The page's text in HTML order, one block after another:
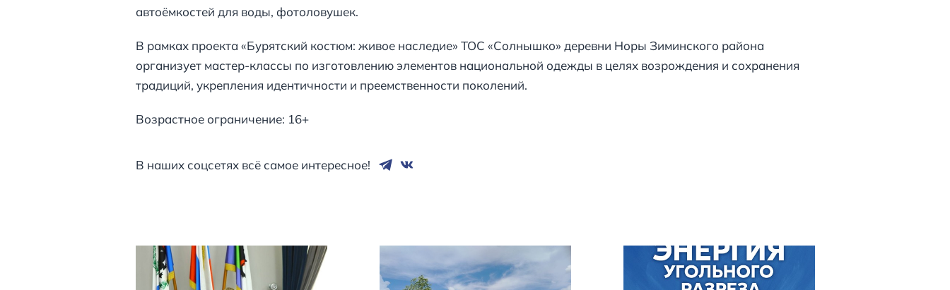
автоёмкостей для воды, фотоловушек.
В рамках проекта «Бурятский костюм: живое наследие» ТОС «Солнышко» деревни Норы Зиминского района
организует мастер-классы по изготовлению элементов национальной одежды в целях возрождения и сохранения
традиций, укрепления идентичности и преемственности поколений.
Возрастное ограничение: 16+
В наших соцсетях всё самое интересное!